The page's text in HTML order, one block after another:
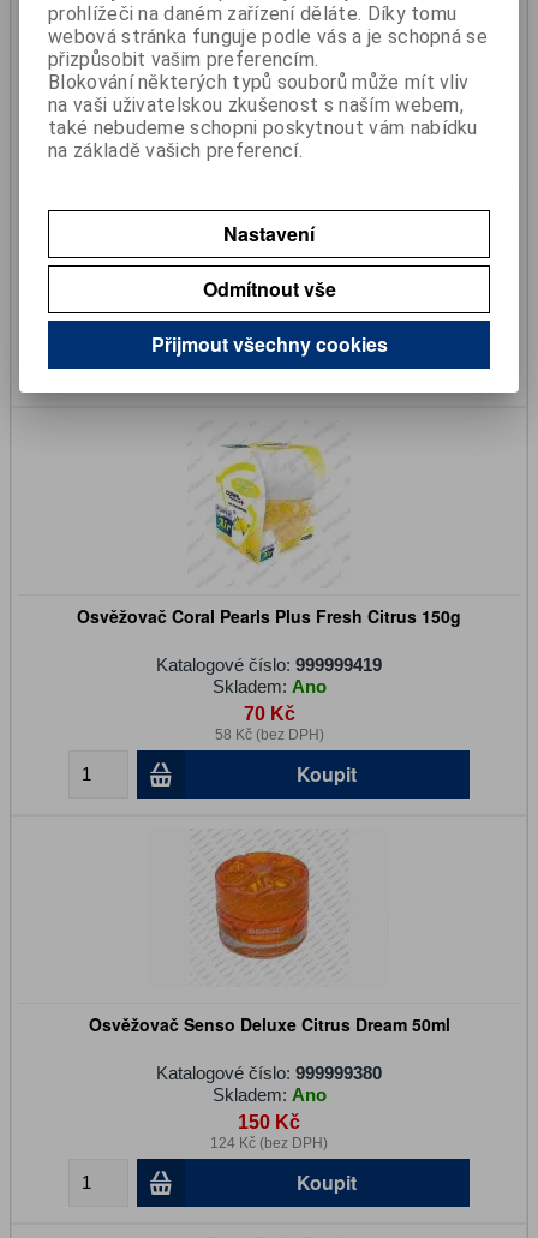
Osvěžovač AMBI PUR car Jaguar 2ml Ocean & Mist
Katalogové číslo:999999393
Skladem:
Na dotaz
96 Kč (bez DPH)
Koupit
Osvěžovač Coral Pearls Plus Fresh Citrus 150g
Katalogové číslo: 999999419
Skladem: Ano
70 Kč
58 Kč (bez DPH)
Koupit
Osvěžovač Senso Deluxe Citrus Dream 50ml
Katalogové číslo: 999999380
Skladem: Ano
150 Kč
124 Kč (bez DPH)
Koupit
prohlížeči na daném zařízení děláte. Díky tomu
webová stránka funguje podle vás a je schopná se
přizpůsobit vašim preferencím.
Blokování některých typů souborů může mít vliv
na vaši uživatelskou zkušenost s naším webem,
také nebudeme schopni poskytnout vám nabídku
na základě vašich preferencí.
Nastavení
Odmítnout vše
Přijmout všechny cookies